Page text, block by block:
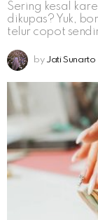
Sering kesal
dikupas? Yuk,
telur copot
by Jati Sunarto